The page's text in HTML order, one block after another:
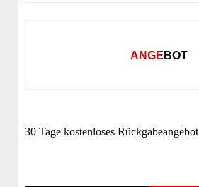
ANGEBOT
30 Tage kostenloses Rückgabeangebot